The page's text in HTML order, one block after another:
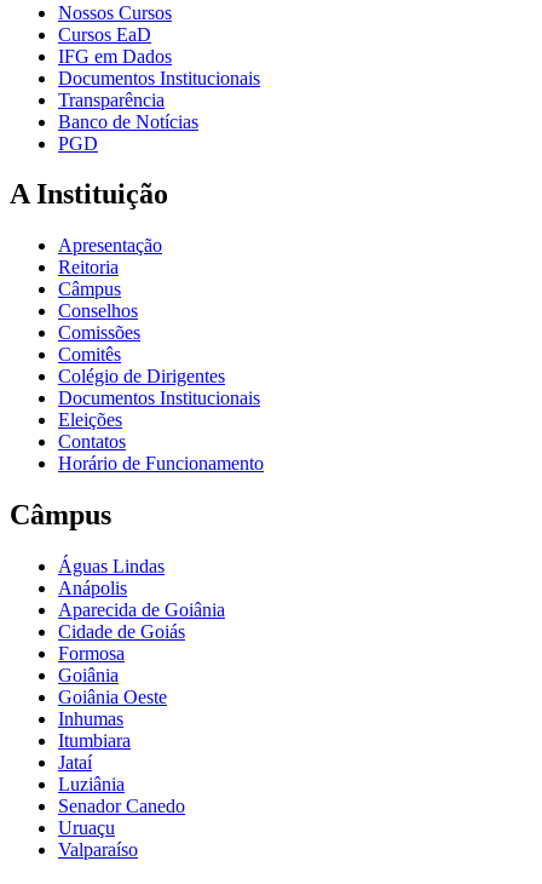
Nossos Cursos
Cursos EaD
IFG em Dados
Documentos Institucionais
Transparência
Banco de Notícias
PGD
A Instituição
Apresentação
Reitoria
Câmpus
Conselhos
Comissões
Comitês
Colégio de Dirigentes
Documentos Institucionais
Eleições
Contatos
Horário de Funcionamento
Câmpus
Águas Lindas
Anápolis
Aparecida de Goiânia
Cidade de Goiás
Formosa
Goiânia
Goiânia Oeste
Inhumas
Itumbiara
Jataí
Luziânia
Senador Canedo
Uruaçu
Valparaíso